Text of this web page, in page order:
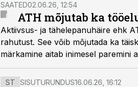
SAATED02.06.26, 12:54
ATH mõjutab ka
Aktiivsus- ja tähelepanuhäire ehk
rahutust. See võib mõjutada ka
märkamine aitab inimesel paremini
ST SISUTURUNDUS16.06.26, 16:12